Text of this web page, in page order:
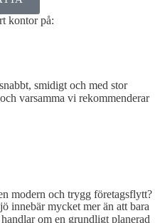
kontor på:
smidigt och med stor
varsamma vi rekommenderar
modern och trygg företagsflytt?
innebär mycket mer än att bara
om en grundligt planerad